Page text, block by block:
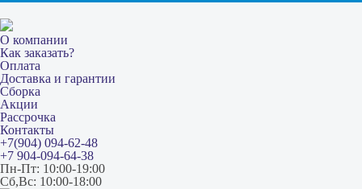
О компании
Как заказать?
Оплата
Доставка и гарантии
Сборка
Акции
Рассрочка
Контакты
+7(904) 094-62-48
+7 904-094-64-38
Пн-Пт: 10:00-19:00
Сб,Вс: 10:00-18:00